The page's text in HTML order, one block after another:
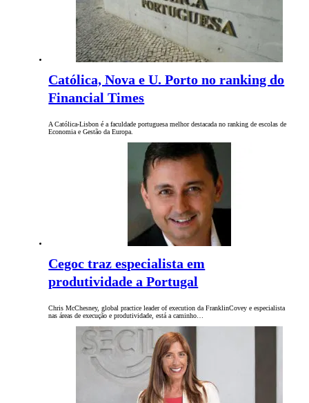
Católica, Nova e U. Porto no ranking do
Financial Times
A Católica-Lisbon é a faculdade portuguesa melhor destacada no ranking de escolas de
Economia e Gestão da Europa.
Cegoc traz especialista em
produtividade a Portugal
Chris McChesney, global practice leader of execution da FranklinCovey e especialista
nas áreas de execução e produtividade, está a caminho…